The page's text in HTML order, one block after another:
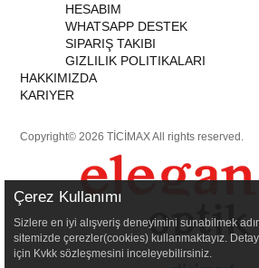
HESABIM
WHATSAPP DESTEK
SIPARIŞ TAKIBI
GIZLILIK POLITIKALARI
HAKKIMIZDA
KARIYER
Copyright© 2026 TİCİMAX All rights reserved.
Çerez Kullanımı
Sizlere en iyi alışveriş deneyimini sunabilmek
sitemizde çerezler(cookies) kullanmaktayız.
için Kvkk sözleşmesini inceleyebilirsiniz.